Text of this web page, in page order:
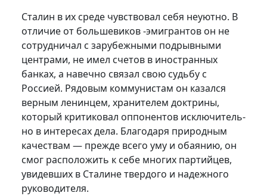
Сталин в их среде чувствовал себя неуютно. В
отличие от больше­виков -эмигрантов он не
сотрудничал с зарубежными подрывными
центрами, не имел счетов в иностранных
банках, а навечно связал свою судьбу с
Россией. Рядовым коммунистам он казался
верным ленинцем, хранителем доктрины,
который критиковал оппонентов исключитель­
но в интересах дела. Благодаря природным
качествам — прежде всего уму и обаянию, он
смог расположить к себе многих партийцев,
уви­девших в Сталине твердого и надежного
руководителя.